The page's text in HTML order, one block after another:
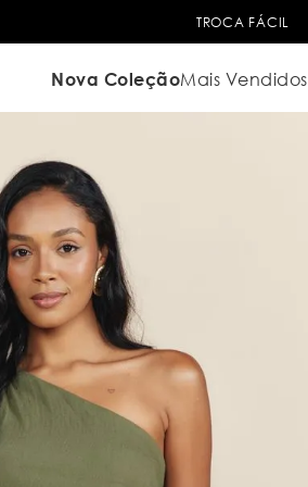
TROCA FÁCIL
Nova ColeçãoMais Vendidos